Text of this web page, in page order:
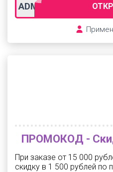
ADM-MARCH2000
ПРОМОКОД -
При заказе от 15 000
скидку в 1 500 рублей по